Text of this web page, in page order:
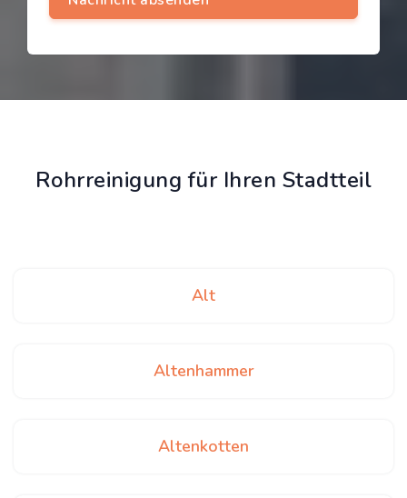
Rohrreinigung für Ihren Stadtteil
Alt
Altenhammer
Altenkotten